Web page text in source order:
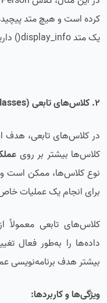
کرده است و هیچ متد
یک متد display_info() داریم که اطلاعات را نمایش می‌دهد.
2. کلاس‌های تابعی (Functional Classes)
در کلاس‌های تابعی، هدف
کلاس‌ها بیشتر بر روی
برای انجام یک عملیات
کلاس‌های تابعی معمولاً
داده‌ها را به‌طور فعال
بیشتر هدف برنامه‌نویسی
ویژگی‌ها و کاربردها: